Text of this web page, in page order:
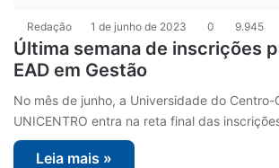
Redação 1 de junho de 2023 0 9.945
Última semana de inscrições
EAD em Gestão
No mês de junho, a Universidade do Centro-
UNICENTRO entra na reta final das
Leia mais »